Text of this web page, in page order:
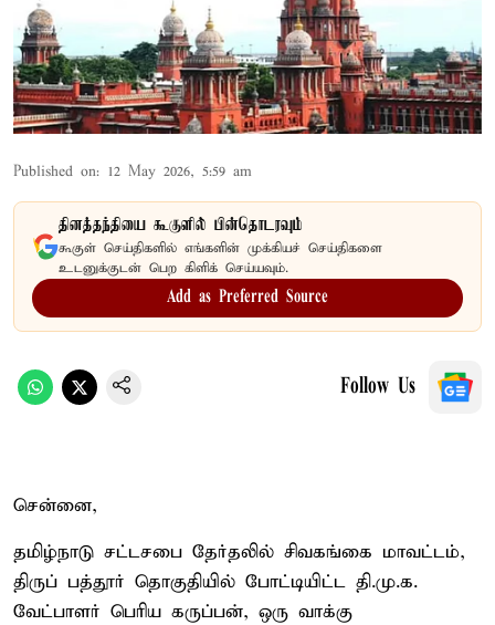
Published on: 12 May 2026, 5:59 am
தினத்தந்தியை கூகுளில் பின்தொடரவும்
கூகுள் செய்திகளில் எங்களின் முக்கியச் செய்திகளை
உடனுக்குடன் பெற கிளிக் செய்யவும்.
Add as Preferred Source
Follow Us
சென்னை,
தமிழ்நாடு சட்டசபை தேர்தலில் சிவகங்கை மாவட்டம்,
திருப் பத்தூர் தொகுதியில் போட்டியிட்ட தி.மு.க.
வேட்பாளர் பெரிய கருப்பன், ஒரு வாக்கு